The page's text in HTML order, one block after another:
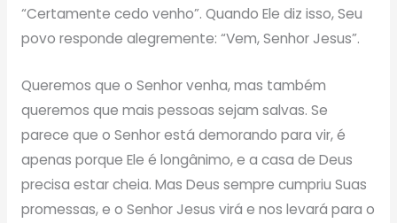
“Certamente cedo venho”. Quando Ele diz isso, Seu
povo responde alegremente: “Vem, Senhor Jesus”.
Queremos que o Senhor venha, mas também
queremos que mais pessoas sejam salvas. Se
parece que o Senhor está demorando para vir, é
apenas porque Ele é longânimo, e a casa de Deus
precisa estar cheia. Mas Deus sempre cumpriu Suas
promessas, e o Senhor Jesus virá e nos levará para o